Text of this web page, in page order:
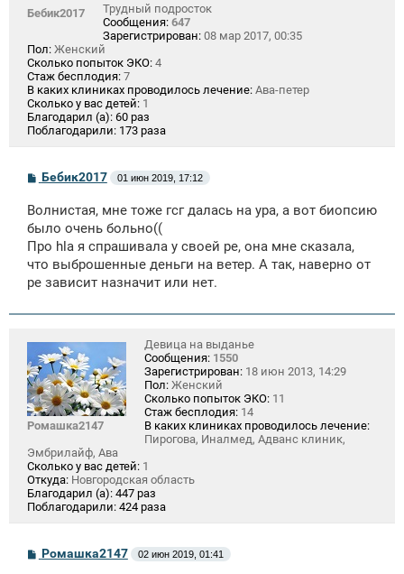
Бебик2017
Трудный подросток
Сообщения: 647
Зарегистрирован: 08 мар 2017, 00:35
Пол: Женский
Сколько попыток ЭКО: 4
Стаж бесплодия: 7
В каких клиниках проводилось лечение: Ава-петер
Сколько у вас детей: 1
Благодарил (а): 60 раз
Поблагодарили: 173 раза
С
о
б
щ
н
и
Бебик2017 01 июн 2019, 17:12
Волнистая, мне тоже гсг далась на ура, а вот биопсию
было очень больно((
Про hla я спрашивала у своей ре, она мне сказала,
что выброшенные деньги на ветер. А так, наверно от
ре зависит назначит или нет.
Ромашка2147
Девица на выданье
Сообщения: 1550
Зарегистрирован: 18 июн 2013, 14:29
Пол: Женский
Сколько попыток ЭКО: 11
Стаж бесплодия: 14
В каких клиниках проводилось лечение:
Пирогова, Иналмед, Адванс клиник,
Эмбрилайф, Ава
Сколько у вас детей: 1
Откуда: Новгородская область
Благодарил (а): 447 раз
Поблагодарили: 424 раза
С
о
Ромашка2147 02 июн 2019, 01:41